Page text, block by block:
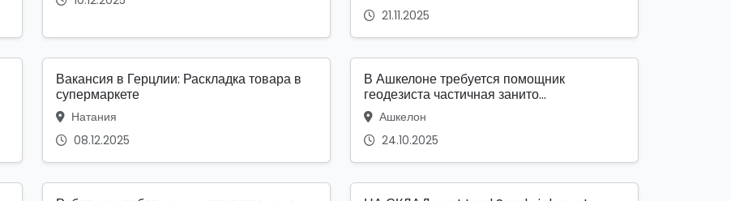
21.11.2025
Вакансия в Герцлии: Раскладка товара в
супермаркете
Натания
08.12.2025
В Ашкелоне требуется помощник
геодезиста частичная занито...
Ашкелон
24.10.2025